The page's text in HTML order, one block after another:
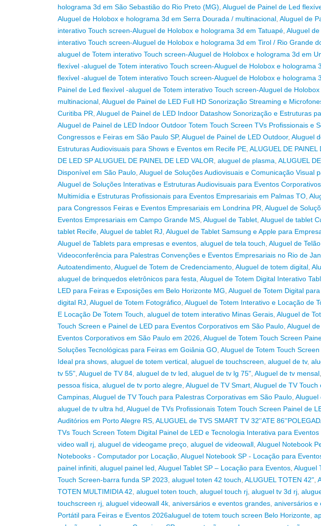
holograma 3d em São Sebastião do Rio Preto (MG), Aluguel de Painel de Led
Aluguel de Holobox e holograma 3d em Serra Dourada / multinacional, Aluguel de
interativo Touch screen-Aluguel de Holobox e holograma 3d em Tatuapé, Aluguel
interativo Touch screen-Aluguel de Holobox e holograma 3d em Tirol / Rio Grande
aluguel de Totem interativo Touch screen-Aluguel de Holobox e holograma 3d em
flexível -aluguel de Totem interativo Touch screen-Aluguel de Holobox e holograma
flexível -aluguel de Totem interativo Touch screen-Aluguel de Holobox e holograma
Painel de Led flexível -aluguel de Totem interativo Touch screen-Aluguel de
multinacional, Aluguel de Painel de LED Full HD Sonorização Streaming e
Curitiba PR, Aluguel de Painel de LED Indoor Datashow Sonorização e Estruturas
Aluguel de Painel de LED Indoor Outdoor Totem Touch Screen TVs Profissionais e
Congressos e Feiras em São Paulo SP, Aluguel de Painel de LED Outdoor, Aluguel
Estruturas Audiovisuais para Shows e Eventos em Recife PE, ALUGUEL DE PAINEL
DE LED SP ALUGUEL DE PAINEL DE LED VALOR, aluguel de plasma, ALUGUEL
Disponível em São Paulo, Aluguel de Soluções Audiovisuais e Comunicação Visual
Aluguel de Soluções Interativas e Estruturas Audiovisuais para Eventos
Multimídia e Estruturas Profissionais para Eventos Empresariais em Palmas TO,
para Congressos Feiras e Eventos Empresariais em Londrina PR, Aluguel de
Eventos Empresariais em Campo Grande MS, Aluguel de Tablet, Aluguel de tablet
tablet Recife, Aluguel de tablet RJ, Aluguel de Tablet Samsung e Apple para
Aluguel de Tablets para empresas e eventos, aluguel de tela touch, Aluguel de
Videoconferência para Palestras Convenções e Eventos Empresariais no Rio de
Autoatendimento, Aluguel de Totem de Credenciamento, Aluguel de totem digital,
aluguel de brinquedos eletrônicos para festa, Aluguel de Totem Digital Interativo
LED para Feiras e Exposições em Belo Horizonte MG, Aluguel de Totem Digital
digital RJ, Aluguel de Totem Fotográfico, Aluguel de Totem Interativo e Locação de
E Locação De Totem Touch, aluguel de totem interativo Minas Gerais, Aluguel de
Touch Screen e Painel de LED para Eventos Corporativos em São Paulo, Aluguel
Eventos Corporativos em São Paulo em 2026, Aluguel de Totem Touch Screen
Soluções Tecnológicas para Feiras em Goiânia GO, Aluguel de Totem Touch
Ideal pra shows, aluguel de totem vertical, aluguel de touchscreen, aluguel de tv,
tv 55", Aluguel de TV 84, aluguel de tv led, aluguel de tv lg 75", Aluguel de tv mensal,
pessoa física, aluguel de tv porto alegre, Aluguel de TV Smart, Aluguel de TV
Campinas, Aluguel de TV Touch para Palestras Corporativas em São Paulo, Aluguel
aluguel de tv ultra hd, Aluguel de TVs Profissionais Totem Touch Screen Painel de
Auditórios em Porto Alegre RS, ALUGUEL de TVS SMART TV 32''ATE
TVs Touch Screen Totem Digital Painel de LED e Tecnologia Interativa para
video wall rj, aluguel de videogame preço, aluguel de videowall, Aluguel Notebook
Notebooks - Computador por Locação, Aluguel Notebook SP - Locação para
painel infiniti, aluguel painel led, Aluguel Tablet SP – Locação para Eventos, Aluguel
Touch Screen-barra funda SP 2023, aluguel toten 42 touch, ALUGUEL TOTEN 42",
TOTEN MULTIMIDIA 42, aluguel toten touch, aluguel touch rj, aluguel tv 3d rj,
touchscreen rj, aluguel videowall 4k, aniversários e eventos grandes, aniversários e
Portátil para Feiras e Eventos 2026aluguel de totem touch screen Belo Horizonte,